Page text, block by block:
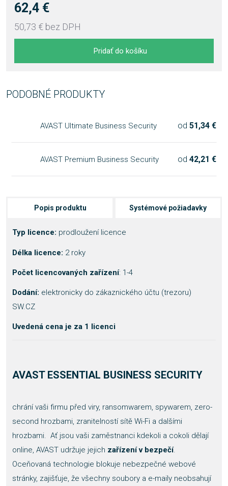
62,4 €
50,73 € bez DPH
Pridať do košíku
PODOBNÉ PRODUKTY
AVAST Ultimate Business Security od 51,34 €
AVAST Premium Business Security od 42,21 €
Popis produktu Systémové požiadavky
Typ licence: prodloužení licence
Délka licence: 2 roky
Počet licencovaných zařízení: 1-4
Dodání: elektronicky do zákaznického účtu (trezoru)
SW.CZ
Uvedená cena je za 1 licenci
AVAST ESSENTIAL BUSINESS SECURITY
chrání vaši firmu před viry, ransomwarem, spywarem, zero-
second hrozbami, zranitelností sítě Wi-Fi a dalšími
hrozbami. Ať jsou vaši zaměstnanci kdekoli a cokoli dělají
online, AVAST udržuje jejich zařízení v bezpečí.
Oceňovaná technologie blokuje nebezpečné webové
stránky, zajišťuje, že všechny soubory a e-maily neobsahují